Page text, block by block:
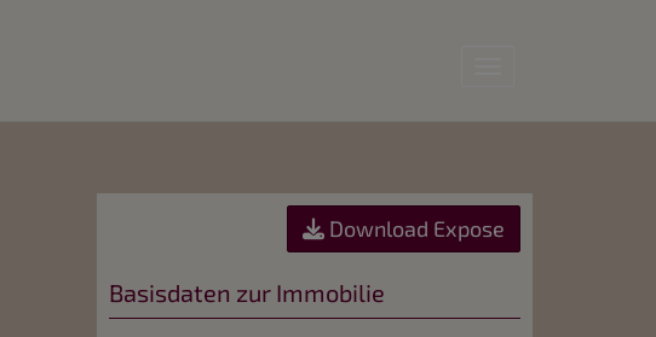
Download Expose
Basisdaten zur Immobilie